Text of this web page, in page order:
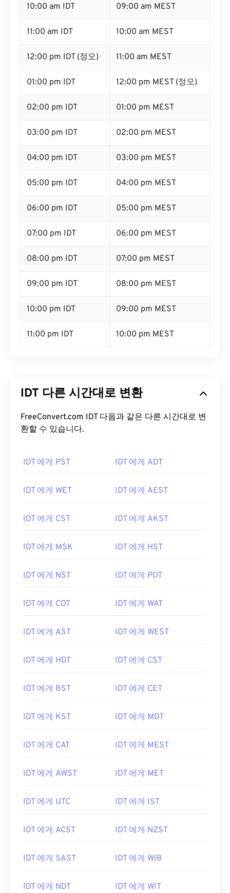
10:00 am IDT 09:00 am MEST
11:00 am IDT 10:00 am MEST
12:00 pm IDT (정오) 11:00 am MEST
01:00 pm IDT 12:00 pm MEST (정오)
02:00 pm IDT 01:00 pm MEST
03:00 pm IDT 02:00 pm MEST
04:00 pm IDT 03:00 pm MEST
05:00 pm IDT 04:00 pm MEST
06:00 pm IDT 05:00 pm MEST
07:00 pm IDT 06:00 pm MEST
08:00 pm IDT 07:00 pm MEST
09:00 pm IDT 08:00 pm MEST
10:00 pm IDT 09:00 pm MEST
11:00 pm IDT 10:00 pm MEST
IDT 다른 시간대로 변환
FreeConvert.com IDT 다음과 같은 다른 시간대로 변
환할 수 있습니다.
IDT 에게 PST IDT 에게 ADT
IDT 에게 WET IDT 에게 AEST
IDT 에게 CST IDT 에게 AKST
IDT 에게 MSK IDT 에게 HST
IDT 에게 NST IDT 에게 PDT
IDT 에게 CDT IDT 에게 WAT
IDT 에게 AST IDT 에게 WEST
IDT 에게 HDT IDT 에게 CST
IDT 에게 BST IDT 에게 CET
IDT 에게 KST IDT 에게 MDT
IDT 에게 CAT IDT 에게 MEST
IDT 에게 AWST IDT 에게 MET
IDT 에게 UTC IDT 에게 IST
IDT 에게 ACST IDT 에게 NZST
IDT 에게 SAST IDT 에게 WIB
IDT 에게 NDT IDT 에게 WIT